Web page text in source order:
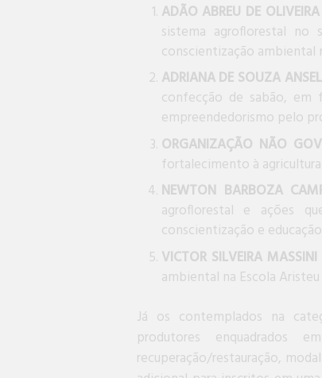
ADÃO ABREU DE OLIVEIRA
sistema agroflorestal
conscientização ambiental
ADRIANA DE SOUZA
confecção de sabão, em
empreendedorismo pelo
ORGANIZAÇÃO NÃO
fortalecimento à
NEWTON BARBOZA
agroflorestal e ações
conscientização e
VICTOR SILVEIRA MASSINI
ambiental na Escola
Já os contemplados na
produtores enquadrados
recuperação/restauração,